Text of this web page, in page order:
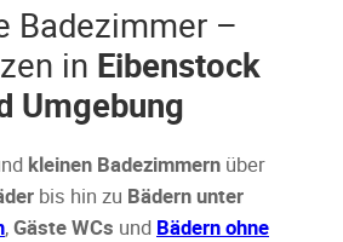
Badezimmer –
in Eibenstock
Umgebung
kleinen Badezimmernüber
bis hin zu Bädern unter
,Gäste WCs und Bädern ohne